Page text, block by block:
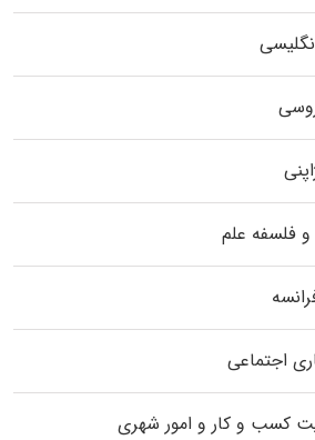
و فلسفه علم
اجتماعی
کسب و کار و امور شهری